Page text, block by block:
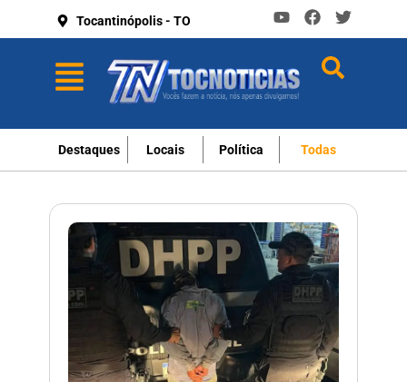
Tocantinópolis - TO
Destaques Locais Política Todas